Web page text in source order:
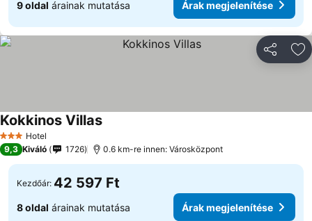
9 oldal árainak mutatása Árak megjelenítése
3 Kategória
Hotel
Kokkinos VillasÁrak megjelenítése
9,3 Kiváló 1726 0.6 km-re innen: Városközpont
Kezdőár: 42 597 Ft
8 oldal árainak mutatása Árak megjelenítése